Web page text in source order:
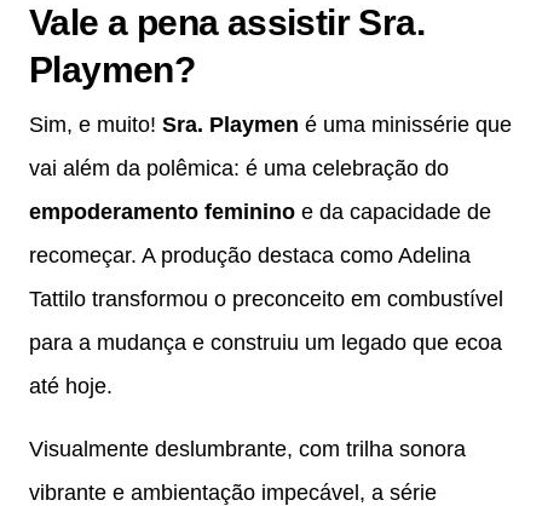
Vale a pena assistir Sra.
Playmen?
Sim, e muito! Sra. Playmen é uma minissérie que
vai além da polêmica: é uma celebração do
empoderamento feminino e da capacidade de
recomeçar. A produção destaca como Adelina
Tattilo transformou o preconceito em combustível
para a mudança e construiu um legado que ecoa
até hoje.
Visualmente deslumbrante, com trilha sonora
vibrante e ambientação impecável, a série